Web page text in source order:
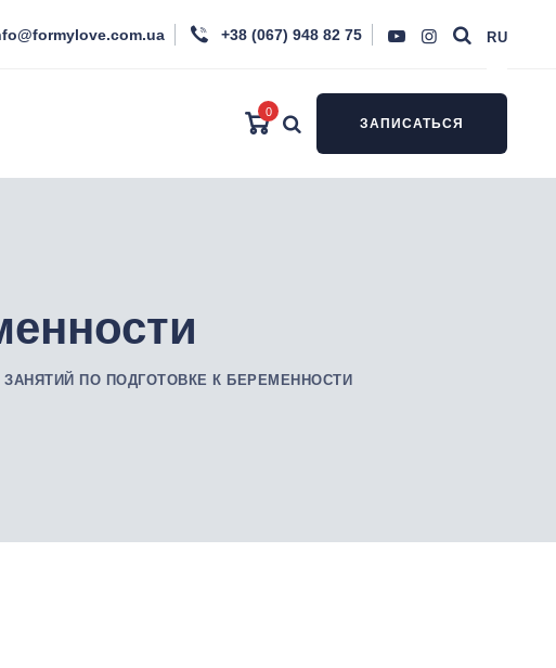
+38 (067) 948 82 75 RU
0
ЗАПИСАТЬСЯ
ЗАНЯТИЙ ПО ПОДГОТОВКЕ К БЕРЕМЕННОСТИ